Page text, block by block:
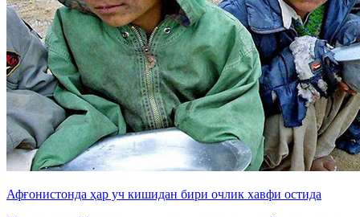
Афғонистонда ҳар уч кишидан бири очлик хавфи остида